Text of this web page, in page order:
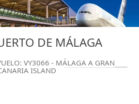
DE MÁLAGA
VY3066 - MÁLAGA A GRAN
ISLAND